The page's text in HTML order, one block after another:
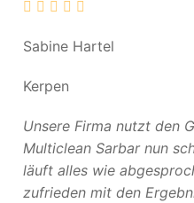
Sabine Hartel
Kerpen
Unsere Firma nutzt den
Multiclean Sarbar nun
läuft alles wie
zufrieden mit den